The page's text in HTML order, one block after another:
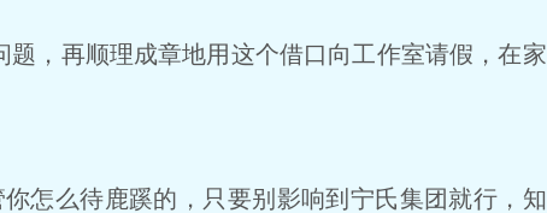
，再顺理成章地用这个借口向工作室请假，在家
怎么待鹿蹊的，只要别影响到宁氏集团就行，知